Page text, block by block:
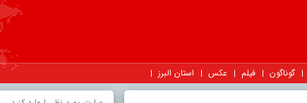
گوناگون فیلم عکس استان البرز